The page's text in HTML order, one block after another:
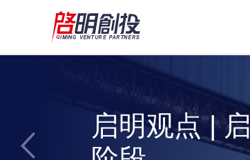
启明观点 |
启明观点 |
Gary
启明观点 |
启明观点 |
应吸引全世